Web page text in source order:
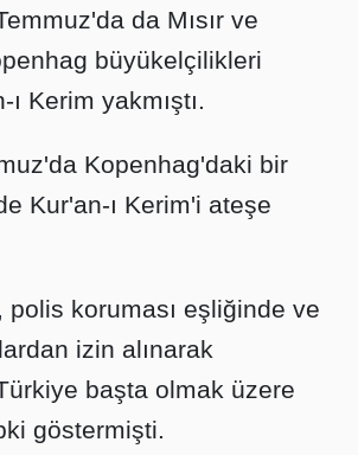
da Mısır ve
büyükelçilikleri
Kerim yakmıştı.
Kopenhag'daki bir
Kur'an-ı Kerim'i ateşe
polis koruması eşliğinde ve
izin alınarak
başta olmak üzere
göstermişti.